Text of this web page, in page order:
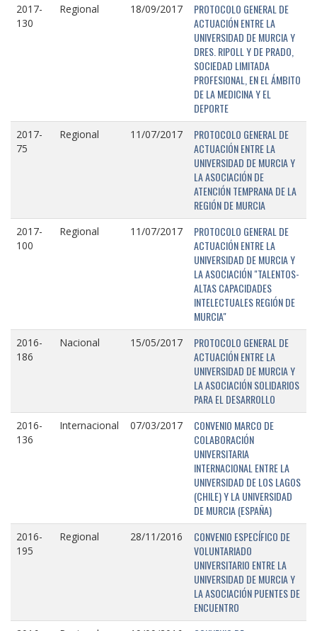
2017-
130
Regional 18/09/2017
PROTOCOLO GENERAL DE
ACTUACIÓN ENTRE LA
UNIVERSIDAD DE MURCIA Y
DRES. RIPOLL Y DE PRADO,
SOCIEDAD LIMITADA
PROFESIONAL, EN EL ÁMBITO
DE LA MEDICINA Y EL
DEPORTE
2017-
75
Regional 11/07/2017
PROTOCOLO GENERAL DE
ACTUACIÓN ENTRE LA
UNIVERSIDAD DE MURCIA Y
LA ASOCIACIÓN DE
ATENCIÓN TEMPRANA DE LA
REGIÓN DE MURCIA
2017-
100
Regional 11/07/2017
PROTOCOLO GENERAL DE
ACTUACIÓN ENTRE LA
UNIVERSIDAD DE MURCIA Y
LA ASOCIACIÓN "TALENTOS-
ALTAS CAPACIDADES
INTELECTUALES REGIÓN DE
MURCIA"
2016-
186
Nacional 15/05/2017
PROTOCOLO GENERAL DE
ACTUACIÓN ENTRE LA
UNIVERSIDAD DE MURCIA Y
LA ASOCIACIÓN SOLIDARIOS
PARA EL DESARROLLO
2016-
136
Internacional 07/03/2017
CONVENIO MARCO DE
COLABORACIÓN
UNIVERSITARIA
INTERNACIONAL ENTRE LA
UNIVERSIDAD DE LOS LAGOS
(CHILE) Y LA UNIVERSIDAD
DE MURCIA (ESPAÑA)
2016-
195
Regional 28/11/2016
CONVENIO ESPECÍFICO DE
VOLUNTARIADO
UNIVERSITARIO ENTRE LA
UNIVERSIDAD DE MURCIA Y
LA ASOCIACIÓN PUENTES DE
ENCUENTRO